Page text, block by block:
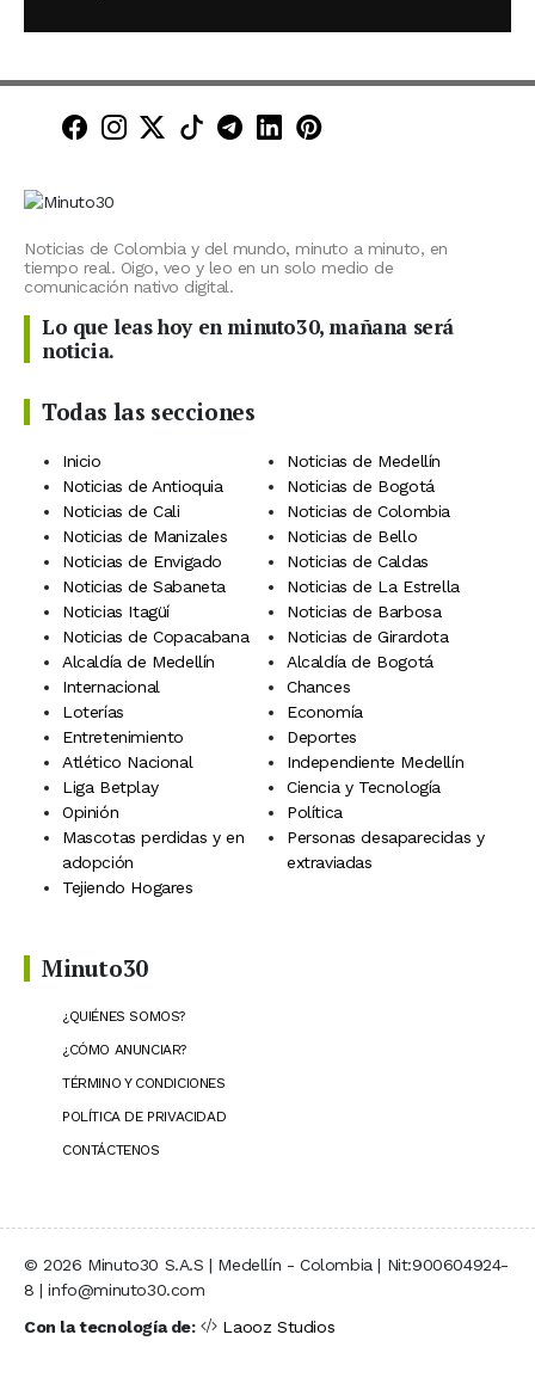
Minuto30 en Facebook
Minuto30 en Instagram
Minuto30 en X (Twitter)
Minuto30 en TikTok
Canal de Minuto30 en
Minuto30 en LinkedIn
Minuto30 en
Noticias de Colombia y del mundo, minuto a minuto, en
tiempo real. Oigo, veo y leo en un solo medio de
comunicación nativo digital.
Lo que leas hoy en minuto30, mañana será
noticia.
Todas las secciones
Inicio
Noticias de Medellín
Noticias de Antioquia
Noticias de Bogotá
Noticias de Cali
Noticias de Colombia
Noticias de Manizales
Noticias de Bello
Noticias de Envigado
Noticias de Caldas
Noticias de Sabaneta
Noticias de La Estrella
Noticias Itagüí
Noticias de Barbosa
Noticias de Copacabana
Noticias de Girardota
Alcaldía de Medellín
Alcaldía de Bogotá
Internacional
Chances
Loterías
Economía
Entretenimiento
Deportes
Atlético Nacional
Independiente Medellín
Liga Betplay
Ciencia y Tecnología
Opinión
Política
Mascotas perdidas y en
adopción
Personas desaparecidas y
extraviadas
Tejiendo Hogares
Minuto30
¿QUIÉNES SOMOS?
¿CÓMO ANUNCIAR?
TÉRMINO Y CONDICIONES
POLÍTICA DE PRIVACIDAD
CONTÁCTENOS
© 2026 Minuto30 S.A.S | Medellín - Colombia | Nit:900604924-
8 | info@minuto30.com
Con la tecnología de:
Laooz Studios